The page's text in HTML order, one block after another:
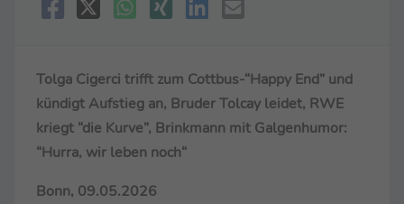
Tolga Cigerci trifft zum Cottbus-“Happy End” und
kündigt Aufstieg an, Bruder Tolcay leidet, RWE
kriegt “die Kurve”, Brinkmann mit Galgenhumor:
“Hurra, wir leben noch“
Bonn, 09.05.2026